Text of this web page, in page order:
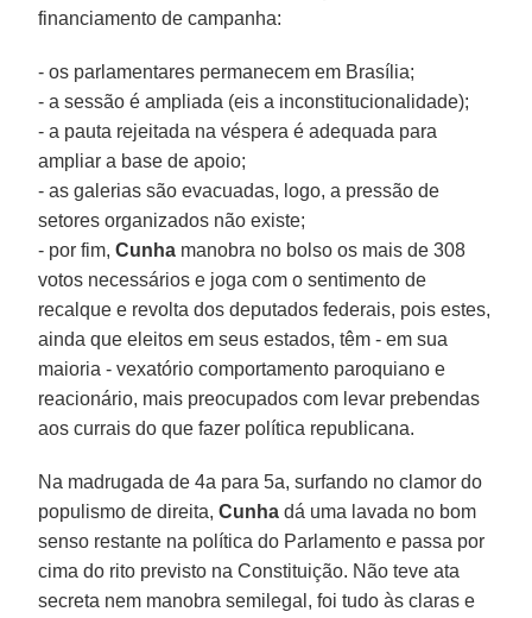
financiamento de campanha:
- os parlamentares permanecem em Brasília;
- a sessão é ampliada (eis a inconstitucionalidade);
- a pauta rejeitada na véspera é adequada para
ampliar a base de apoio;
- as galerias são evacuadas, logo, a pressão de
setores organizados não existe;
- por fim,Cunha manobra no bolso os mais de 308
votos necessários e joga com o sentimento de
recalque e revolta dos deputados federais, pois estes,
ainda que eleitos em seus estados, têm - em sua
maioria - vexatório comportamento paroquiano e
reacionário, mais preocupados com levar prebendas
aos currais do que fazer política republicana.
Na madrugada de 4a para 5a, surfando no clamor do
populismo de direita,Cunha dá uma lavada no bom
senso restante na política do Parlamento e passa por
cima do rito previsto na Constituição. Não teve ata
secreta nem manobra semilegal, foi tudo às claras e